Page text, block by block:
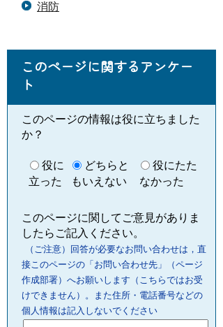
消防
このページに関するアンケー
ト
このページの情報は役に立ちました
か？
役に
立った
どちらと
もいえない
役にたた
なかった
このページに関してご意見がありま
したらご記入ください。
（ご注意）回答が必要なお問い合わせは，直
接このページの「お問い合わせ先」（ページ
作成部署）へお願いします（こちらではお受
けできません）。また住所・電話番号などの
個人情報は記入しないでください